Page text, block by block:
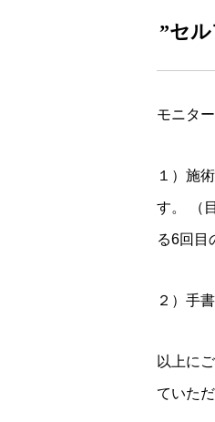
”セ
モニタ
１）施
す。 （
る6回目
２）手
以上に
ていただ